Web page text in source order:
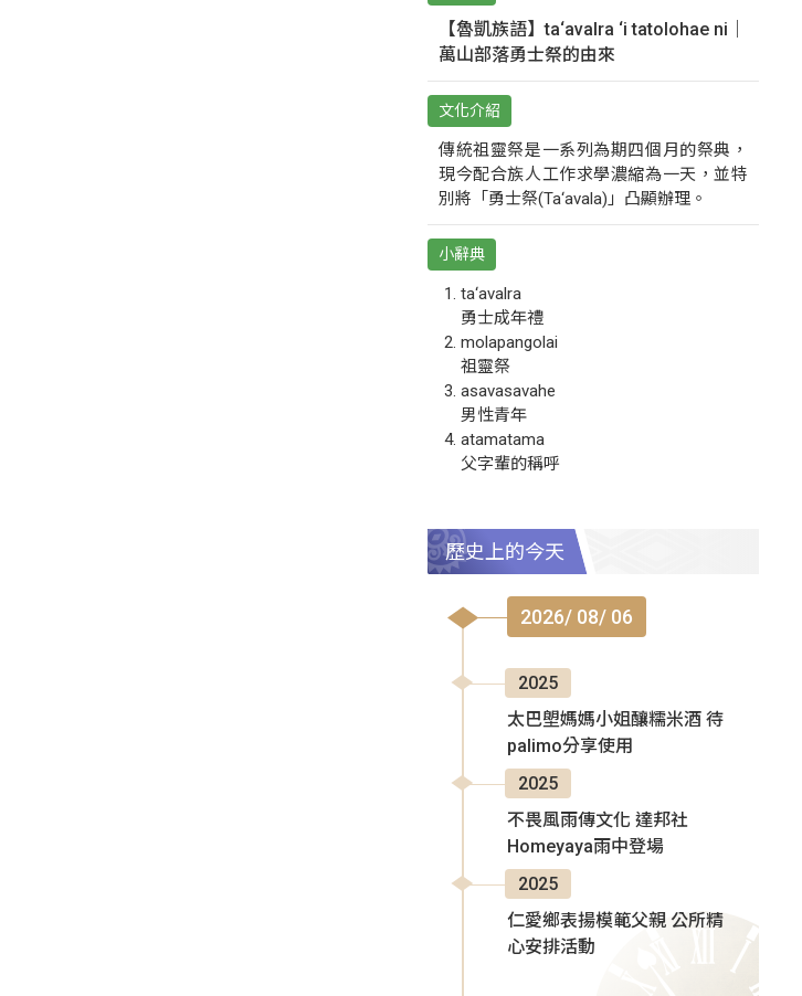
【魯凱族語】ta‘avalra ‘i tatolohae ni｜
萬山部落勇士祭的由來
文化介紹
傳統祖靈祭是一系列為期四個月的祭典，
現今配合族人工作求學濃縮為一天，並特
別將「勇士祭(Ta‘avala)」凸顯辦理。
小辭典
ta‘avalra
勇士成年禮
molapangolai
祖靈祭
asavasavahe
男性青年
atamatama
父字輩的稱呼
歷史上的今天
2026/ 08/ 06
2025
太巴塱媽媽小姐釀糯米酒 待
palimo分享使用
2025
不畏風雨傳文化 達邦社
Homeyaya雨中登場
2025
仁愛鄉表揚模範父親 公所精
心安排活動